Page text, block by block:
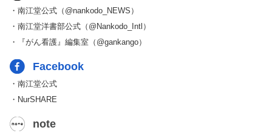
・南江堂公式（@nankodo_NEWS）
・南江堂洋書部公式（@Nankodo_Intl）
・『がん看護』編集室（@gankango）
Facebook
・南江堂公式
・NurSHARE
note